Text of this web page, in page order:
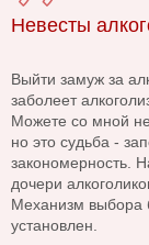
Невесты
Выйти замуж за
заболеет
Можете со мной
но это судьба -
закономерность.
дочери
Механизм выбора
установлен.